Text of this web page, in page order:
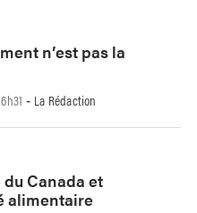
n’est pas la
- La Rédaction
du Canada et
alimentaire